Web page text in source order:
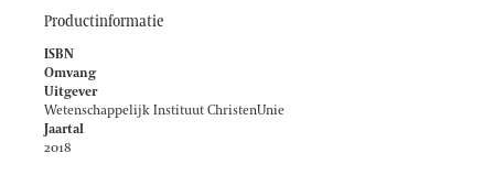
Productinformatie
ISBN
Omvang
Uitgever
Wetenschappelijk Instituut ChristenUnie
Jaartal
2018